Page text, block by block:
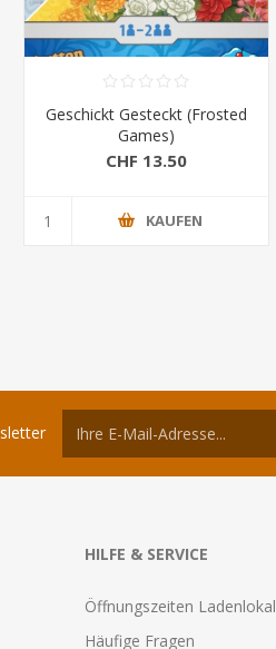
Geschickt Gesteckt (Frosted
Games)
CHF 13.50
KAUFEN
HILFE & SERVICE
Öffnungszeiten Ladenlokal
Häufige Fragen